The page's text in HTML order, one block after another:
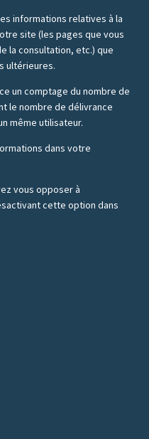
informations relatives à la
site (les pages que vous
la consultation, etc.) que
ultérieures.
un comptage du nombre de
le nombre de délivrance
même utilisateur.
dans votre
vous opposer à
cette option dans